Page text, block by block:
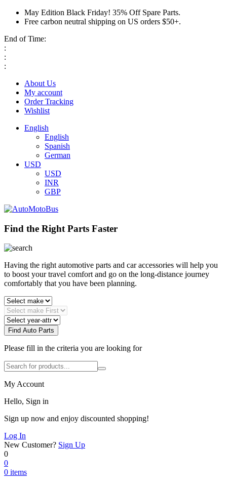
May Edition Black Friday! 35% Off Spare Parts.
Free carbon neutral shipping on US orders $50+.
End of Time:
:
:
:
About Us
My account
Order Tracking
Wishlist
English
English
Spanish
German
USD
USD
INR
GBP
Find the Right Parts Faster
Having the right automotive parts and car accessories will help you
to boost your travel comfort and go on the long-distance journey
comfortably that you have been planning.
Find Auto Parts
Please fill in the criteria you are looking for
My Account
Hello, Sign in
Sign up now and enjoy discounted shopping!
Log In
New Customer? Sign Up
0
0
0 items